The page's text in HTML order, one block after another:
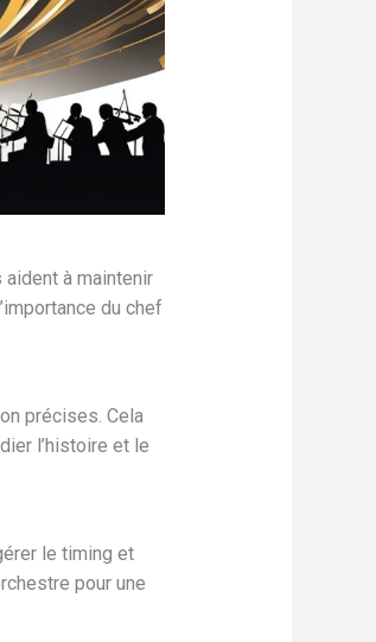
à maintenir
du chef
précises. Cela
l’histoire et le
le timing et
pour une